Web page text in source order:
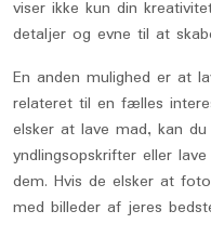
viser ikke kun din
detaljer og evne til at
En anden mulighed er at
relateret til en fælles
elsker at lave mad, kan
yndlingsopskrifter eller
dem. Hvis de elsker at
med billeder af jeres